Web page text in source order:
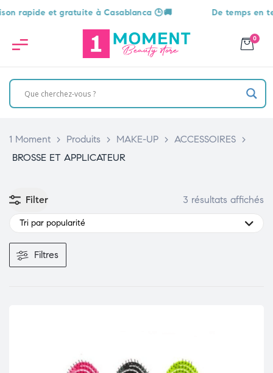
et gratuite à Casablanca 🕒🚚 De temps en
0
1 Moment > Produits > MAKE-UP > ACCESSOIRES >
BROSSE ET APPLICATEUR
Filter 3 résultats affichés
Tri par popularité
Filtres